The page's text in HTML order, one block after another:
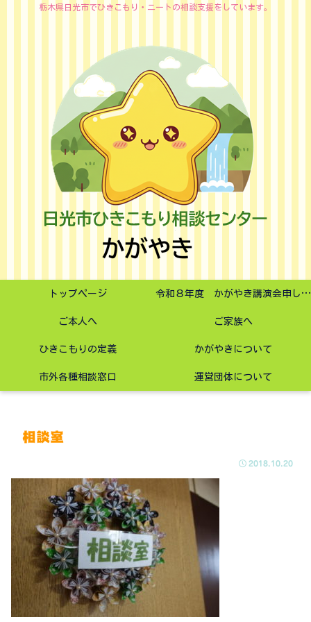
栃木県日光市でひきこもり・ニートの相談支援をしています。
トップページ 令和８年度 かがやき講演会申し込みフォーム
ご本人へ ご家族へ
ひきこもりの定義 かがやきについて
市外各種相談窓口 運営団体について
相談室
2018.10.20